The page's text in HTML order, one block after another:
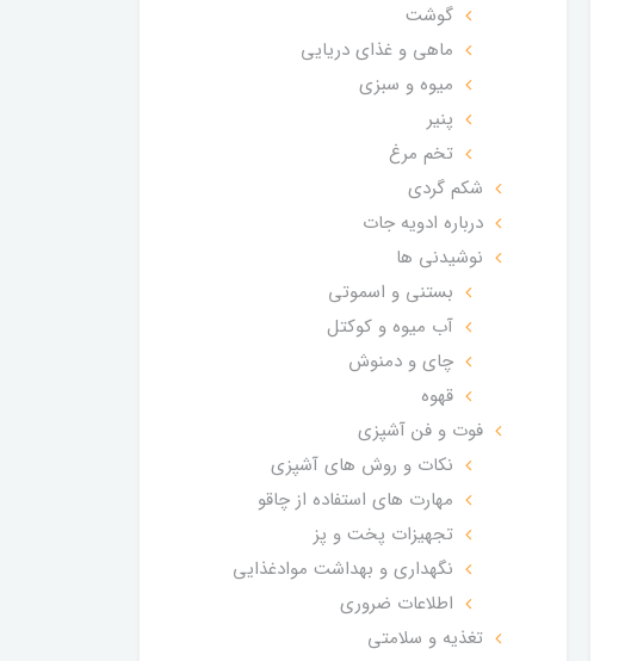
گوشت
ماهی و غذای دریایی
میوه و سبزی
پنیر
تخم مرغ
شکم گردی
درباره ادویه جات
نوشیدنی ها
بستنی و اسموتی
آب میوه و کوکتل
چای و دمنوش
قهوه
فوت و فن آشپزی
نکات و روش های آشپزی
مهارت های استفاده از چاقو
تجهیزات پخت و پز
نگهداری و بهداشت موادغذایی
اطلاعات ضروری
تغذیه و سلامتی